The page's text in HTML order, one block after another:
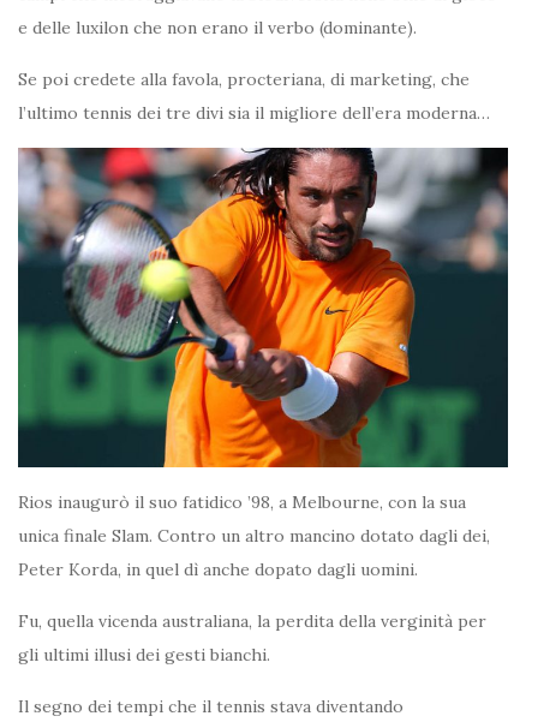
e delle luxilon che non erano il verbo (dominante).
Se poi credete alla favola, procteriana, di marketing, che
l’ultimo tennis dei tre divi sia il migliore dell’era moderna…
Rios inaugurò il suo fatidico ’98, a Melbourne, con la sua
unica finale Slam. Contro un altro mancino dotato dagli dei,
Peter Korda, in quel dì anche dopato dagli uomini.
Fu, quella vicenda australiana, la perdita della verginità per
gli ultimi illusi dei gesti bianchi.
Il segno dei tempi che il tennis stava diventando